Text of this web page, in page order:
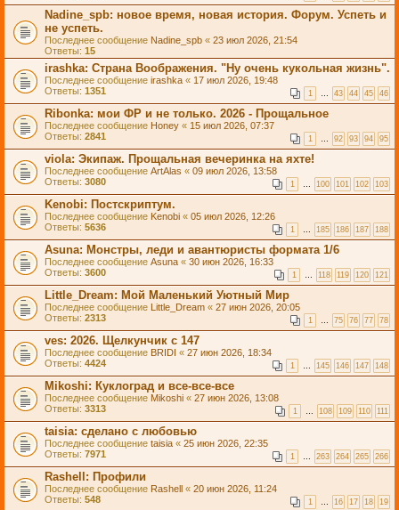
Nadine_spb: новое время, новая история. Форум. Успеть и
не успеть.
Последнее сообщение Nadine_spb « 23 июл 2026, 21:54
Ответы: 15
irashka: Страна Воображения. "Ну очень кукольная жизнь".
Последнее сообщение irashka « 17 июл 2026, 19:48
Ответы: 1351 1 … 43 44 45 46
Ribonkа: мои ФР и не только. 2026 - Прощальное
Последнее сообщение Honey « 15 июл 2026, 07:37
Ответы: 2841 1 … 92 93 94 95
viola: Экипаж. Прощальная вечеринка на яхте!
Последнее сообщение ArtAlas « 09 июл 2026, 13:58
Ответы: 3080 1 … 100 101 102 103
Kenobi: Постскриптум.
Последнее сообщение Kenobi « 05 июл 2026, 12:26
Ответы: 5636 1 … 185 186 187 188
Asuna: Монстры, леди и авантюристы формата 1/6
Последнее сообщение Asuna « 30 июн 2026, 16:33
Ответы: 3600 1 … 118 119 120 121
Little_Dream: Мой Маленький Уютный Мир
Последнее сообщение Little_Dream « 27 июн 2026, 20:05
Ответы: 2313 1 … 75 76 77 78
ves: 2026. Щелкунчик с 147
Последнее сообщение BRIDI « 27 июн 2026, 18:34
Ответы: 4424 1 … 145 146 147 148
Mikoshi: Куклоград и все-все-все
Последнее сообщение Mikoshi « 27 июн 2026, 13:08
Ответы: 3313 1 … 108 109 110 111
taisia: сделано с любовью
Последнее сообщение taisia « 25 июн 2026, 22:35
Ответы: 7971 1 … 263 264 265 266
Rashell: Профили
Последнее сообщение Rashell « 20 июн 2026, 11:24
Ответы: 548 1 … 16 17 18 19